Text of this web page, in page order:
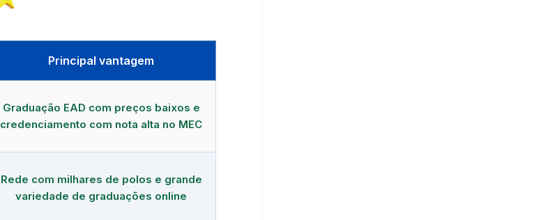
Principal vantagem
Graduação EAD com preços baixos e
credenciamento com nota alta no MEC
Rede com milhares de polos e grande
variedade de graduações online